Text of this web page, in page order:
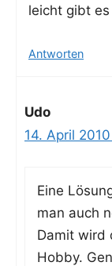
leicht gibt es
Antworten
Udo
14. April
Eine
man auch
Damit wird
Hob­by.